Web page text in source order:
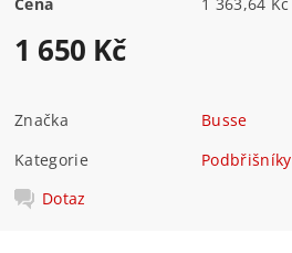
1 650 Kč
Značka
Busse
Kategorie
Podbřišníky
Dotaz